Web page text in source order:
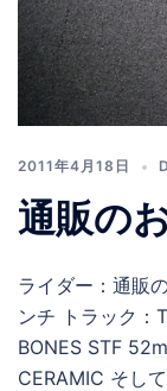
2011年4月18日
通販の
ライダー：通販
ンチ トラック：
BONES STF
CERAMIC そし